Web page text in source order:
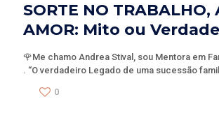
SORTE NO TRABALHO,
AMOR: Mito ou
🌹Me chamo Andrea Stival, sou Mentora em
. “O verdadeiro Legado de uma sucessão
0